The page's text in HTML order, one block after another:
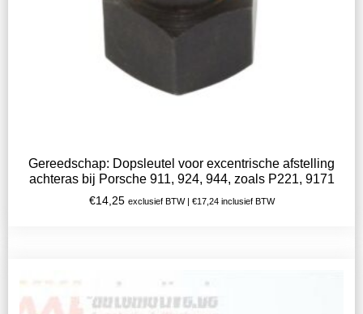
Gereedschap: Dopsleutel voor excentrische afstelling
achteras bij Porsche 911, 924, 944, zoals P221, 9171
€14,25 exclusief BTW | €17,24inclusief BTW